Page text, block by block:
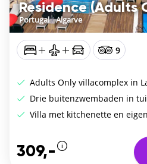
Residence (Adults
Portugal/Algarve
9
Adults Only villacomplex in
Drie buitenzwembaden in
Villa met kitchenette en
309,-